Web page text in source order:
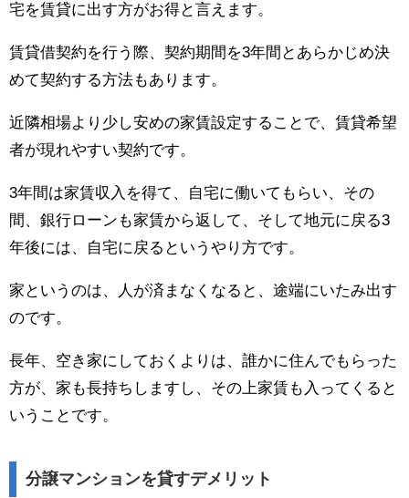
宅を賃貸に出す方がお得と言えます。
賃貸借契約を行う際、契約期間を3年間とあらかじめ決
めて契約する方法もあります。
近隣相場より少し安めの家賃設定することで、賃貸希望
者が現れやすい契約です。
3年間は家賃収入を得て、自宅に働いてもらい、その
間、銀行ローンも家賃から返して、そして地元に戻る3
年後には、自宅に戻るというやり方です。
家というのは、人が済まなくなると、途端にいたみ出す
のです。
長年、空き家にしておくよりは、誰かに住んでもらった
方が、家も長持ちしますし、その上家賃も入ってくると
いうことです。
分譲マンションを貸すデメリット